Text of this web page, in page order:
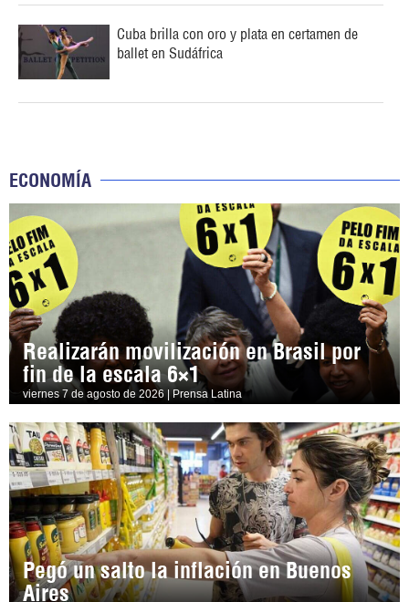
Cuba brilla con oro y plata en certamen de
ballet en Sudáfrica
ECONOMÍA
Realizarán movilización en Brasil por
fin de la escala 6×1
viernes 7 de agosto de 2026 | Prensa Latina
Pegó un salto la inflación en Buenos
Aires